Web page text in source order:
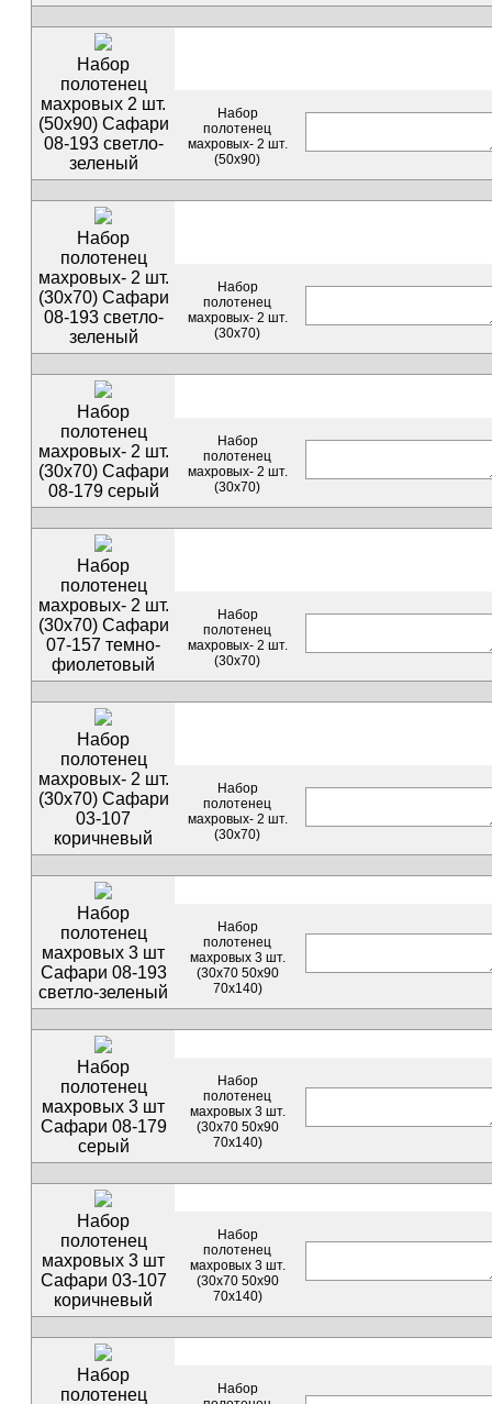
Набор
полотенец
махровых 2 шт.
(50х90) Сафари
08-193 светло-
зеленый
Набор
полотенец
махровых- 2 шт.
(50х90)
Набор
полотенец
махровых- 2 шт.
(30х70) Сафари
08-193 светло-
зеленый
Набор
полотенец
махровых- 2 шт.
(30х70)
Набор
полотенец
махровых- 2 шт.
(30х70) Сафари
08-179 серый
Набор
полотенец
махровых- 2 шт.
(30х70)
Набор
полотенец
махровых- 2 шт.
(30х70) Сафари
07-157 темно-
фиолетовый
Набор
полотенец
махровых- 2 шт.
(30х70)
Набор
полотенец
махровых- 2 шт.
(30х70) Сафари
03-107
коричневый
Набор
полотенец
махровых- 2 шт.
(30х70)
Набор
полотенец
махровых 3 шт
Сафари 08-193
светло-зеленый
Набор
полотенец
махровых 3 шт.
(30х70 50х90
70х140)
Набор
полотенец
махровых 3 шт
Сафари 08-179
серый
Набор
полотенец
махровых 3 шт.
(30х70 50х90
70х140)
Набор
полотенец
махровых 3 шт
Сафари 03-107
коричневый
Набор
полотенец
махровых 3 шт.
(30х70 50х90
70х140)
Набор
полотенец
Набор